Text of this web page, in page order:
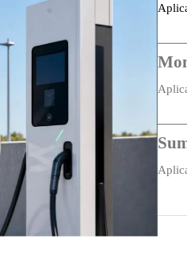
MAC
de paquetes
potencia